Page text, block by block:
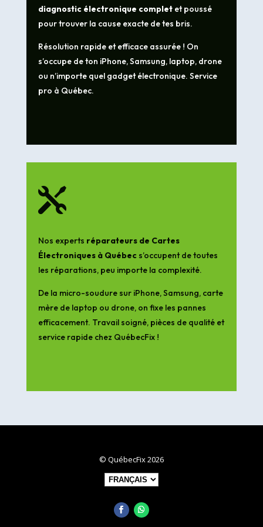
diagnostic électronique completet poussé
pour trouver la cause exacte de tes bris.
Résolution rapide et efficace assurée ! On
s’occupe de ton iPhone, Samsung, laptop, drone
ou n’importe quel gadget électronique. Service
pro à Québec.

Nos experts réparateurs de Cartes
Électroniques à Québecs’occupent de toutes
les réparations, peu importe la complexité.
De la micro-soudure sur iPhone, Samsung, carte
mère de laptop ou drone, on fixe les pannes
efficacement. Travail soigné, pièces de qualité et
service rapide chez QuébecFix !
© QuébecFix 2026